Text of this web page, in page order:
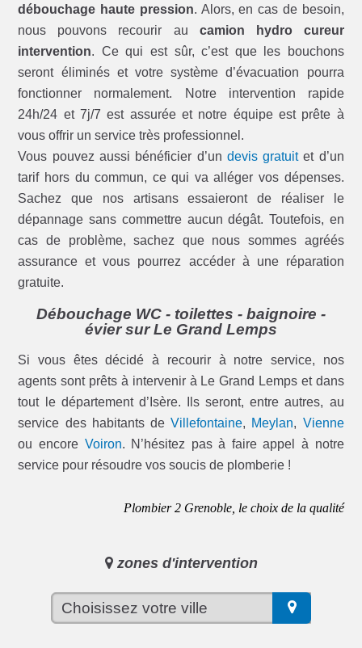
débouchage haute pression. Alors, en cas de besoin,
nous pouvons recourir au camion hydro cureur
intervention. Ce qui est sûr, c’est que les bouchons
seront éliminés et votre système d’évacuation pourra
fonctionner normalement. Notre intervention rapide
24h/24 et 7j/7 est assurée et notre équipe est prête à
vous offrir un service très professionnel.
Vous pouvez aussi bénéficier d’un devis gratuitet d’un
tarif hors du commun, ce qui va alléger vos dépenses.
Sachez que nos artisans essaieront de réaliser le
dépannage sans commettre aucun dégât. Toutefois, en
cas de problème, sachez que nous sommes agréés
assurance et vous pourrez accéder à une réparation
gratuite.
Débouchage WC - toilettes - baignoire -
évier sur Le Grand Lemps
Si vous êtes décidé à recourir à notre service, nos
agents sont prêts à intervenir à Le Grand Lemps et dans
tout le département d’Isère. Ils seront, entre autres, au
service des habitants deVillefontaine, Meylan, Vienne
ou encore Voiron. N’hésitez pas à faire appel à notre
service pour résoudre vos soucis de plomberie !
Plombier 2 Grenoble, le choix de la qualité
zones d'intervention